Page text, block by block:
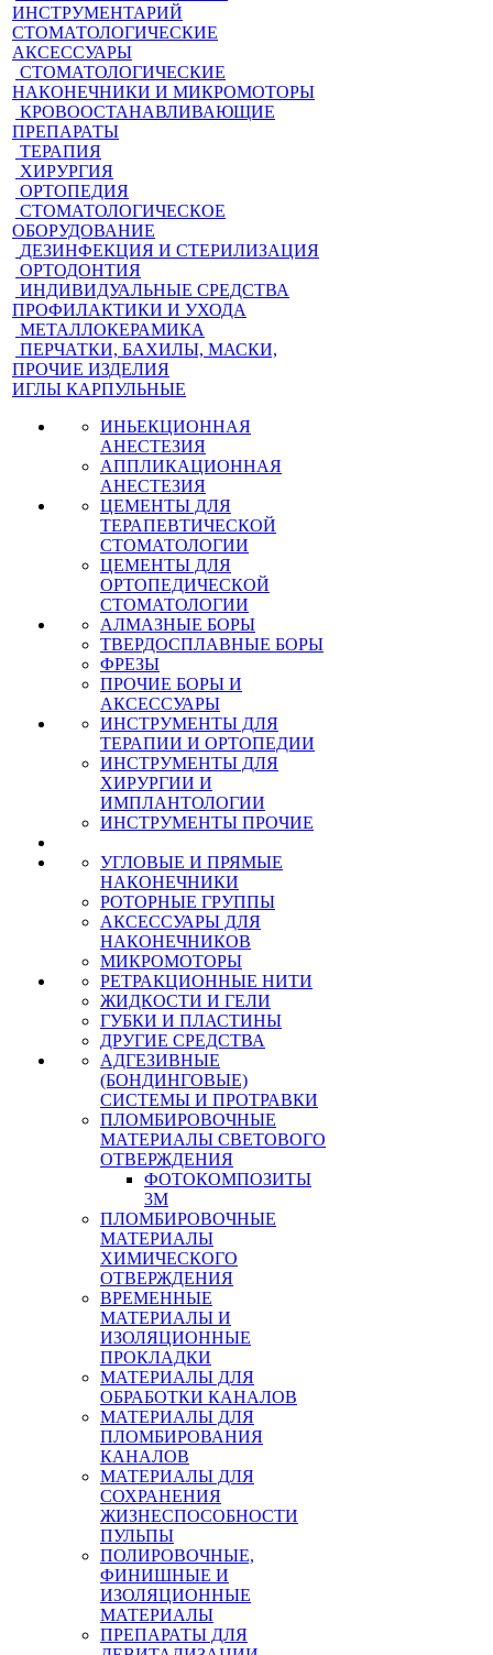
ИНСТРУМЕНТАРИЙ
СТОМАТОЛОГИЧЕСКИЕ
АКСЕССУАРЫ
СТОМАТОЛОГИЧЕСКИЕ
НАКОНЕЧНИКИ И МИКРОМОТОРЫ
КРОВООСТАНАВЛИВАЮЩИЕ
ПРЕПАРАТЫ
ТЕРАПИЯ
ХИРУРГИЯ
ОРТОПЕДИЯ
СТОМАТОЛОГИЧЕСКОЕ
ОБОРУДОВАНИЕ
ДЕЗИНФЕКЦИЯ И СТЕРИЛИЗАЦИЯ
ОРТОДОНТИЯ
ИНДИВИДУАЛЬНЫЕ СРЕДСТВА
ПРОФИЛАКТИКИ И УХОДА
МЕТАЛЛОКЕРАМИКА
ПЕРЧАТКИ, БАХИЛЫ, МАСКИ,
ПРОЧИЕ ИЗДЕЛИЯ
ИГЛЫ КАРПУЛЬНЫЕ
ИНЬЕКЦИОННАЯ
АНЕСТЕЗИЯ
АППЛИКАЦИОННАЯ
АНЕСТЕЗИЯ
ЦЕМЕНТЫ ДЛЯ
ТЕРАПЕВТИЧЕСКОЙ
СТОМАТОЛОГИИ
ЦЕМЕНТЫ ДЛЯ
ОРТОПЕДИЧЕСКОЙ
СТОМАТОЛОГИИ
АЛМАЗНЫЕ БОРЫ
ТВЕРДОСПЛАВНЫЕ БОРЫ
ФРЕЗЫ
ПРОЧИЕ БОРЫ И
АКСЕССУАРЫ
ИНСТРУМЕНТЫ ДЛЯ
ТЕРАПИИ И ОРТОПЕДИИ
ИНСТРУМЕНТЫ ДЛЯ
ХИРУРГИИ И
ИМПЛАНТОЛОГИИ
ИНСТРУМЕНТЫ ПРОЧИЕ
УГЛОВЫЕ И ПРЯМЫЕ
НАКОНЕЧНИКИ
РОТОРНЫЕ ГРУППЫ
АКСЕССУАРЫ ДЛЯ
НАКОНЕЧНИКОВ
МИКРОМОТОРЫ
РЕТРАКЦИОННЫЕ НИТИ
ЖИДКОСТИ И ГЕЛИ
ГУБКИ И ПЛАСТИНЫ
ДРУГИЕ СРЕДСТВА
АДГЕЗИВНЫЕ
(БОНДИНГОВЫЕ)
СИСТЕМЫ И ПРОТРАВКИ
ПЛОМБИРОВОЧНЫЕ
МАТЕРИАЛЫ СВЕТОВОГО
ОТВЕРЖДЕНИЯ
ФОТОКОМПОЗИТЫ
3М
ПЛОМБИРОВОЧНЫЕ
МАТЕРИАЛЫ
ХИМИЧЕСКОГО
ОТВЕРЖДЕНИЯ
ВРЕМЕННЫЕ
МАТЕРИАЛЫ И
ИЗОЛЯЦИОННЫЕ
ПРОКЛАДКИ
МАТЕРИАЛЫ ДЛЯ
ОБРАБОТКИ КАНАЛОВ
МАТЕРИАЛЫ ДЛЯ
ПЛОМБИРОВАНИЯ
КАНАЛОВ
МАТЕРИАЛЫ ДЛЯ
СОХРАНЕНИЯ
ЖИЗНЕСПОСОБНОСТИ
ПУЛЬПЫ
ПОЛИРОВОЧНЫЕ,
ФИНИШНЫЕ И
ИЗОЛЯЦИОННЫЕ
МАТЕРИАЛЫ
ПРЕПАРАТЫ ДЛЯ